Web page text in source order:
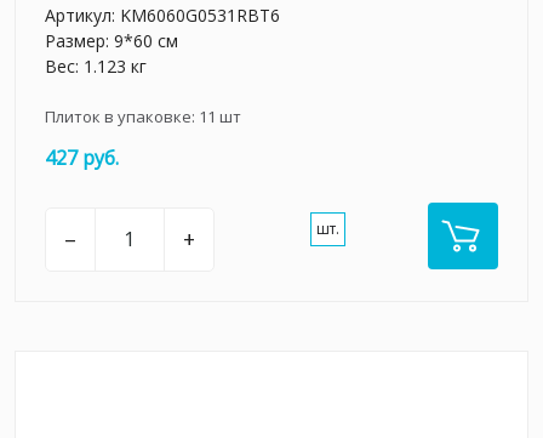
Артикул: KM6060G0531RBT6
Размер: 9*60 см
Вес: 1.123 кг
Плиток в упаковке: 11 шт
427 руб.
– + шт.